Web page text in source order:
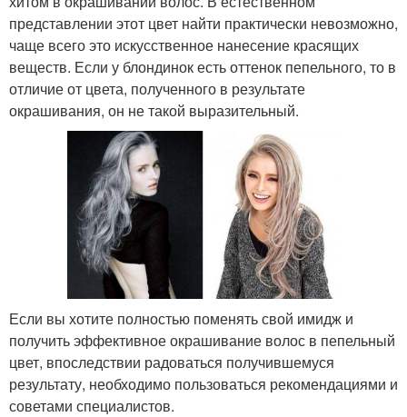
представлении этот цвет найти практически невозможно,
чаще всего это искусственное нанесение красящих
веществ. Если у блондинок есть оттенок пепельного, то в
отличие от цвета, полученного в результате
окрашивания, он не такой выразительный.
Если вы хотите полностью поменять свой имидж и
получить эффективное окрашивание волос в пепельный
цвет, впоследствии радоваться получившемуся
результату, необходимо пользоваться рекомендациями и
советами специалистов.